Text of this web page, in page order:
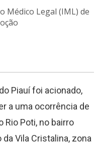
Médico Legal (IML) de
Piauí foi acionado,
a uma ocorrência de
Rio Poti, no bairro
Vila Cristalina, zona